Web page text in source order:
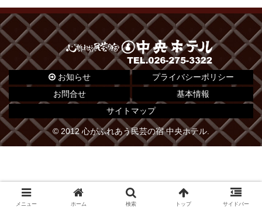
お知らせ
プライバシーポリシー
お問合せ
基本情報
サイトマップ
© 2012 心がふれあう民芸の宿 中央ホテル.
メニュー ホーム 検索 トップ サイドバー